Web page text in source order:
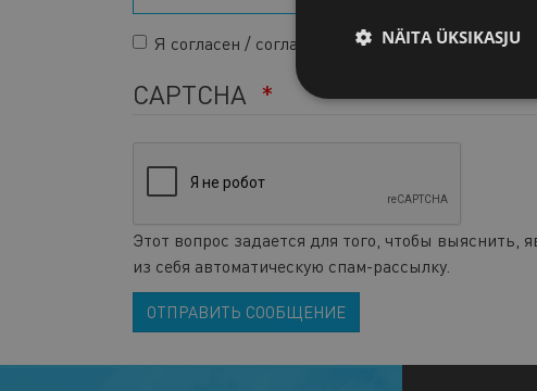
Я согласен / согласна с Условиями защиты
CAPTCHA
Этот вопрос задается для того, чтобы выяснить,
из себя автоматическую спам-рассылку.
ОТПРАВИТЬ СООБЩЕНИЕ
NÄITA ÜKSIKASJU